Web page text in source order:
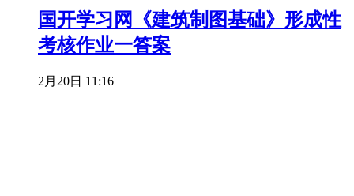
国开学习网《建筑制图基础》形成性
考核作业一答案
2月20日 11:16